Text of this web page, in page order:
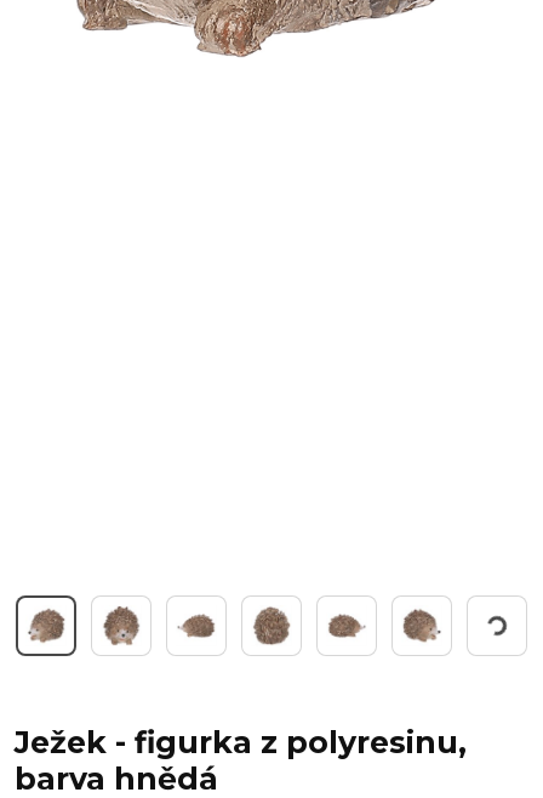
Pracuji...
Ježek - figurka z polyresinu,
barva hnědá